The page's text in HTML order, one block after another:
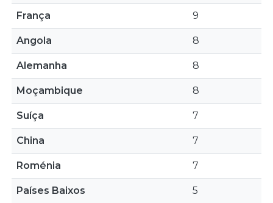
França 9
Angola 8
Alemanha 8
Moçambique 8
Suíça 7
China 7
Roménia 7
Países Baixos 5